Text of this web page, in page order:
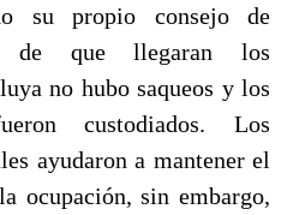
su propio consejo de
de que llegaran los
no hubo saqueos y los
custodiados. Los
ayudaron a mantener el
ocupación, sin embargo,